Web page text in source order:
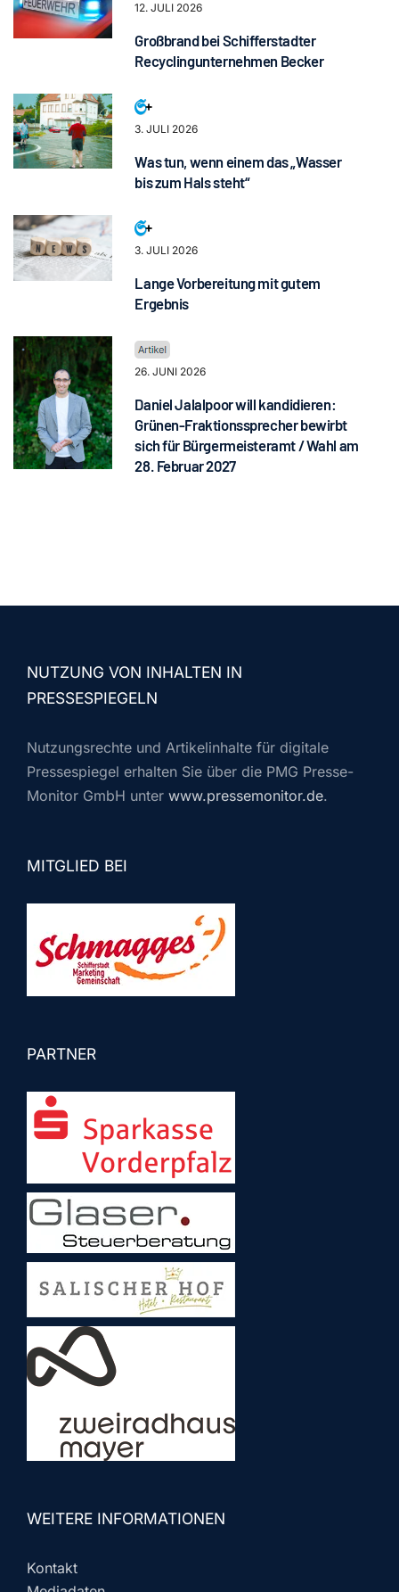
12. JULI 2026
Großbrand bei Schifferstadter
Recyclingunternehmen Becker
3. JULI 2026
Was tun, wenn einem das „Wasser
bis zum Hals steht“
3. JULI 2026
Lange Vorbereitung mit gutem
Ergebnis
26. JUNI 2026
Daniel Jalalpoor will kandidieren:
Grünen-Fraktionssprecher bewirbt
sich für Bürgermeisteramt / Wahl am
28. Februar 2027
NUTZUNG VON INHALTEN IN
PRESSESPIEGELN
Nutzungsrechte und Artikelinhalte für digitale
Pressespiegel erhalten Sie über die PMG Presse-
Monitor GmbH unter www.pressemonitor.de.
MITGLIED BEI
PARTNER
WEITERE INFORMATIONEN
Kontakt